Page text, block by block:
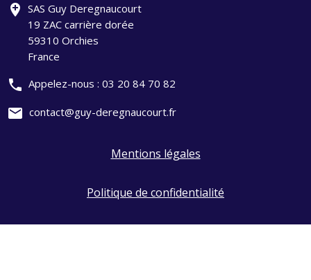
add_location SAS Guy Deregnaucourt
19 ZAC carrière dorée
59310 Orchies
France
phone Appelez-nous : 03 20 84 70 82
mail contact@guy-deregnaucourt.fr
Mentions légales
Politique de confidentialité